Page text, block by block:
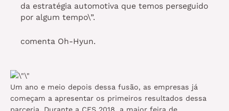
da estratégia automotiva que temos perseguido
por algum tempo\”.
comenta Oh-Hyun.
Um ano e meio depois dessa fusão, as empresas já
começam a apresentar os primeiros resultados dessa
parceria. Durante a CES 2018, a maior feira de